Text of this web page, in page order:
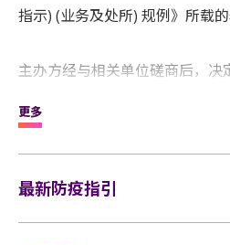
指示) (业务及处所) 规例》所载
主办⽅经与相关单位磋商后，
站”(以下称“演唱会”) 延期⾄
国际博览馆Arena举⾏。
主办⽅并作出以下安排 :
更多
最新防疫指引